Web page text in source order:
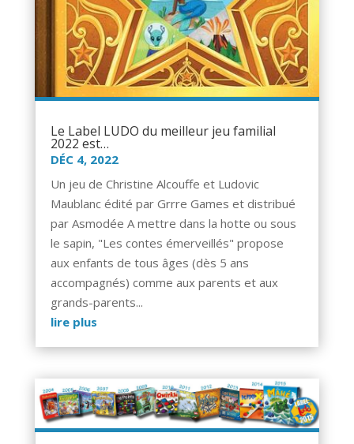
Le Label LUDO du meilleur jeu familial
2022 est…
DÉC 4, 2022
Un jeu de Christine Alcouffe et Ludovic
Maublanc édité par Grrre Games et distribué
par Asmodée A mettre dans la hotte ou sous
le sapin, "Les contes émerveillés" propose
aux enfants de tous âges (dès 5 ans
accompagnés) comme aux parents et aux
grands-parents...
lire plus